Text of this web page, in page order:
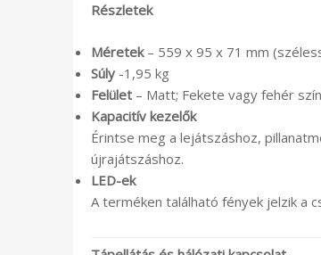
Részletek
Méretek– 559 x 95 x 71 mm
Súly -1,95 kg
Felület – Matt; Fekete vagy fehér
Kapacitív kezelők
Érintse meg a lejátszáshoz,
újrajátszáshoz.
LED-ek
A terméken található fények jelzik a